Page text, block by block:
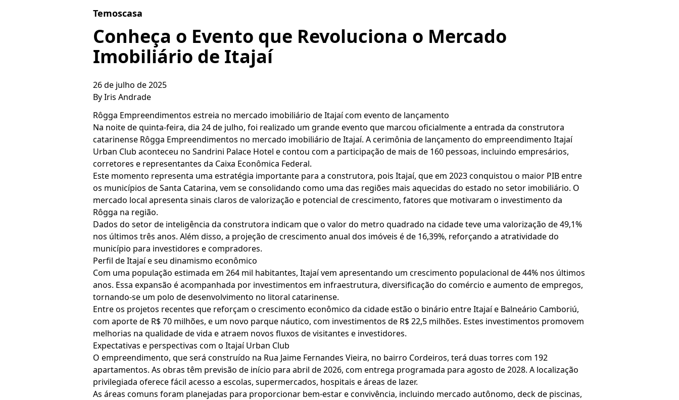
Temoscasa
Conheça o Evento que Revoluciona o Mercado
Imobiliário de Itajaí
26 de julho de 2025
ByIris Andrade
Rôgga Empreendimentos estreia no mercado imobiliário de Itajaí com evento de lançamento
Na noite de quinta-feira, dia 24 de julho, foi realizado um grande evento que marcou oficialmente a entrada da construtora
catarinense Rôgga Empreendimentos no mercado imobiliário de Itajaí. A cerimônia de lançamento do empreendimento Itajaí
Urban Club aconteceu no Sandrini Palace Hotel e contou com a participação de mais de 160 pessoas, incluindo empresários,
corretores e representantes da Caixa Econômica Federal.
Este momento representa uma estratégia importante para a construtora, pois Itajaí, que em 2023 conquistou o maior PIB entre
os municípios de Santa Catarina, vem se consolidando como uma das regiões mais aquecidas do estado no setor imobiliário. O
mercado local apresenta sinais claros de valorização e potencial de crescimento, fatores que motivaram o investimento da
Rôgga na região.
Dados do setor de inteligência da construtora indicam que o valor do metro quadrado na cidade teve uma valorização de 49,1%
nos últimos três anos. Além disso, a projeção de crescimento anual dos imóveis é de 16,39%, reforçando a atratividade do
município para investidores e compradores.
Perfil de Itajaí e seu dinamismo econômico
Com uma população estimada em 264 mil habitantes, Itajaí vem apresentando um crescimento populacional de 44% nos últimos
anos. Essa expansão é acompanhada por investimentos em infraestrutura, diversificação do comércio e aumento de empregos,
tornando-se um polo de desenvolvimento no litoral catarinense.
Entre os projetos recentes que reforçam o crescimento econômico da cidade estão o binário entre Itajaí e Balneário Camboriú,
com aporte de R$ 70 milhões, e um novo parque náutico, com investimentos de R$ 22,5 milhões. Estes investimentos promovem
melhorias na qualidade de vida e atraem novos fluxos de visitantes e investidores.
Expectativas e perspectivas com o Itajaí Urban Club
O empreendimento, que será construído na Rua Jaime Fernandes Vieira, no bairro Cordeiros, terá duas torres com 192
apartamentos. As obras têm previsão de início para abril de 2026, com entrega programada para agosto de 2028. A localização
privilegiada oferece fácil acesso a escolas, supermercados, hospitais e áreas de lazer.
As áreas comuns foram planejadas para proporcionar bem-estar e convivência, incluindo mercado autônomo, deck de piscinas,